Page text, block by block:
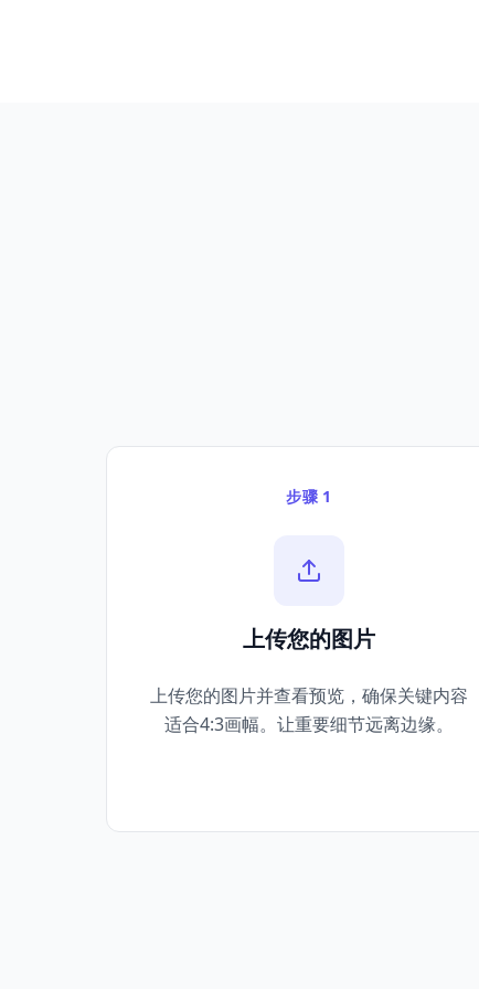
步骤 1
上传您的图片
上传您的图片并查看预览，确保关键内容
适合4:3画幅。让重要细节远离边缘。